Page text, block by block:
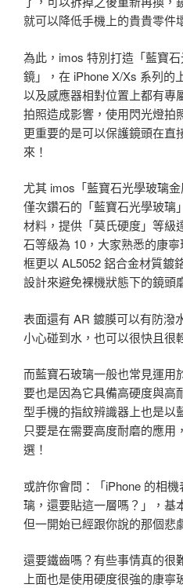
就可以降低手機上的貴貴零
為此，imos 特別打造「藍寶
鏡」，在 iPhone X/Xs 系列的
以及感應器相對位置上都有專
拍照造成影響，使用閃光燈拍
更重要的是可以保護鏡頭在直
來！
尤其 imos「藍寶石光學玻璃
僅次鑽石的「藍寶石光學玻璃
材料，提供「莫氏硬度」等級
石等級為 10，大家熟悉的康
框更以 AL5052 鋁合金材質鍍
設計來避免裸機狀態下的鏡頭
表面還有 AR 鍍膜可以有防潑
小心碰到水，也可以很快且很
而藍寶石玻璃一般也常見運用
要也是因為它具備高硬度與高
型手機的指紋辨識器上也是以
只要是在需要高度耐磨的應用
選！
或許你會問：「iPhone 的相
璃，還要貼這一層嗎？」，基
但一開始已經跟你說的那個悲
還要鐵齒嗎？有些事情真的很
上面也是使用硬度很強的康